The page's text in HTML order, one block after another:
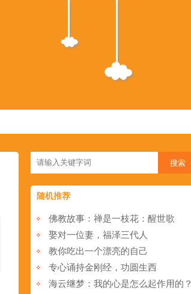
随机推荐
佛教故事：禅是一枝花：醒世歌
娶对一位妻，福泽三代人
教你吃出一个漂亮的自己
专心诵持金刚经，功圆生西
海云继梦：我的心是怎么起作用的？